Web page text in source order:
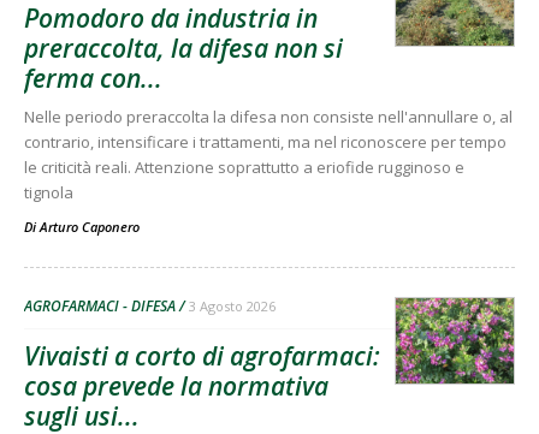
Pomodoro da industria in
preraccolta, la difesa non si
ferma con...
Nelle periodo preraccolta la difesa non consiste nell'annullare o, al
contrario, intensificare i trattamenti, ma nel riconoscere per tempo
le criticità reali. Attenzione soprattutto a eriofide rugginoso e
tignola
DiArturo Caponero
AGROFARMACI - DIFESA 3 Agosto 2026
Vivaisti a corto di agrofarmaci:
cosa prevede la normativa
sugli usi...